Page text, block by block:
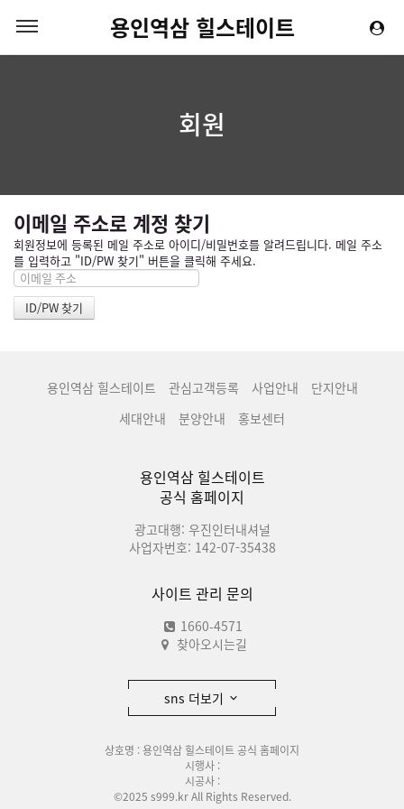
용인역삼 힐스테이트
회원
이메일 주소로 계정 찾기
회원정보에 등록된 메일 주소로 아이디/비밀번호를 알려드립니다. 메일 주소
를 입력하고 "ID/PW 찾기" 버튼을 클릭해 주세요.
용인역삼 힐스테이트 관심고객등록 사업안내
단지안내
세대안내
분양안내 홍보센터
용인역삼 힐스테이트
공식 홈페이지
광고대행: 우진인터내셔널
사업자번호: 142-07-35438
사이트 관리 문의
1660-4571
찾아오시는길
sns 더보기
상호명 : 용인역삼 힐스테이트 공식 홈페이지
시행사 :
시공사 :
©2025 s999.kr All Rights Reserved.